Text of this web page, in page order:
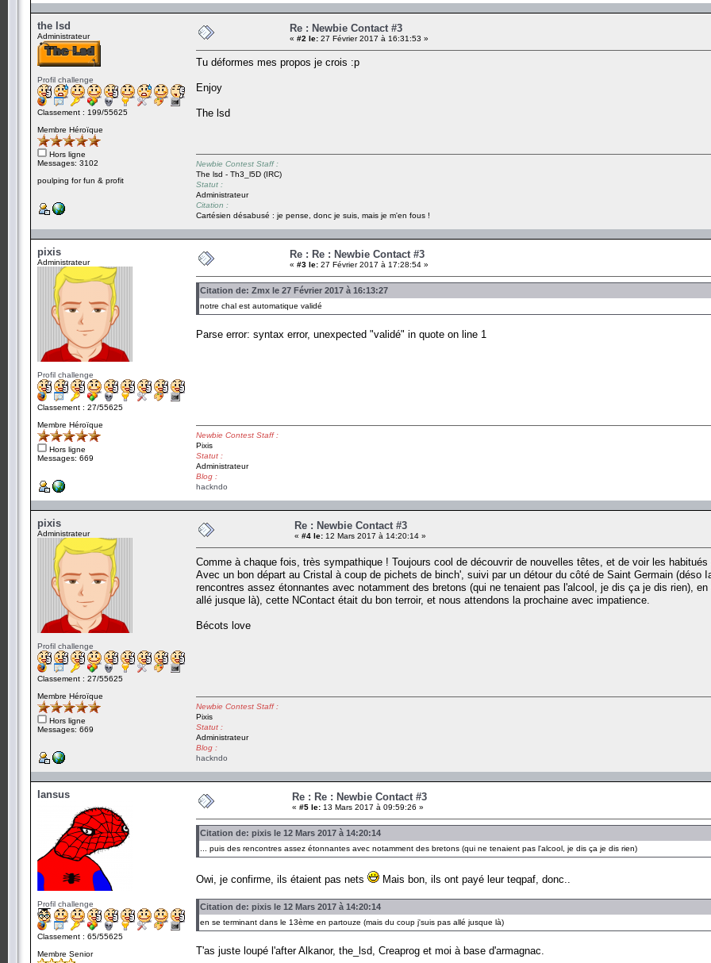
the lsd
Administrateur
Profil challenge
Classement : 199/55625
Membre Héroïque
Hors ligne
Messages: 3102
poulping for fun & profit
Re : Newbie Contact #3
« #2 le: 27 Février 2017 à 16:31:53 »
Tu déformes mes propos je crois :p
Enjoy
The lsd
Newbie Contest Staff :
The lsd - Th3_l5D (IRC)
Statut :
Administrateur
Citation :
Cartésien désabusé : je pense, donc je suis, mais je m'en fous !
pixis
Administrateur
Profil challenge
Classement : 27/55625
Membre Héroïque
Hors ligne
Messages: 669
Re : Re : Newbie Contact #3
« #3 le: 27 Février 2017 à 17:28:54 »
Citation de: Zmx le 27 Février 2017 à 16:13:27
notre chal est automatique validé
Parse error: syntax error, unexpected "validé" in quote on line 1
Newbie Contest Staff :
Pixis
Statut :
Administrateur
Blog :
hackndo
pixis
Administrateur
Profil challenge
Classement : 27/55625
Membre Héroïque
Hors ligne
Messages: 669
Re : Newbie Contact #3
« #4 le: 12 Mars 2017 à 14:20:14 »
Comme à chaque fois, très sympathique ! Toujours cool de découvrir de nouvelles têtes, et de voir les
Avec un bon départ au Cristal à coup de pichets de binch', suivi par un détour du côté de Saint Germain (déso
rencontres assez étonnantes avec notamment des bretons (qui ne tenaient pas l'alcool, je dis ça je dis rien),
allé jusque là), cette NContact était du bon terroir, et nous attendons la prochaine avec impatience.
Bécots love
Newbie Contest Staff :
Pixis
Statut :
Administrateur
Blog :
hackndo
Iansus
Profil challenge
Classement : 65/55625
Membre Senior
Re : Re : Newbie Contact #3
« #5 le: 13 Mars 2017 à 09:59:26 »
Citation de: pixis le 12 Mars 2017 à 14:20:14
... puis des rencontres assez étonnantes avec notamment des bretons (qui ne tenaient pas l'alcool, je dis ça je dis rien)
Owi, je confirme, ils étaient pas nets Mais bon, ils ont payé leur teqpaf, donc..
Citation de: pixis le 12 Mars 2017 à 14:20:14
en se terminant dans le 13ème en partouze (mais du coup j'suis pas allé jusque là)
T'as juste loupé l'after Alkanor, the_lsd, Creaprog et moi à base d'armagnac.